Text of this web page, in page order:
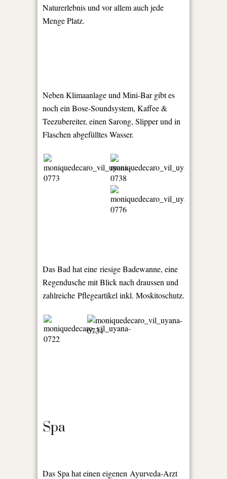
Naturerlebnis und vor allem auch jede
Menge Platz.
Neben Klimaanlage und Mini-Bar gibt es
noch ein Bose-Soundsystem, Kaffee &
Teezubereiter, einen Sarong, Slipper und in
Flaschen abgefülltes Wasser.
Das Bad hat eine riesige Badewanne, eine
Regendusche mit Blick nach draussen und
zahlreiche Pflegeartikel inkl. Moskitoschutz.
Spa
Das Spa hat einen eigenen Ayurveda-Arzt